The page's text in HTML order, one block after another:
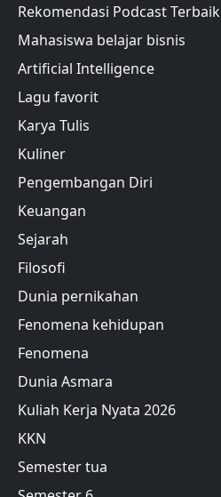
Rekomendasi Podcast Terbaik
Mahasiswa belajar bisnis
Artificial Intelligence
Lagu favorit
Karya Tulis
Kuliner
Pengembangan Diri
Keuangan
Sejarah
Filosofi
Dunia pernikahan
Fenomena kehidupan
Fenomena
Dunia Asmara
Kuliah Kerja Nyata 2026
KKN
Semester tua